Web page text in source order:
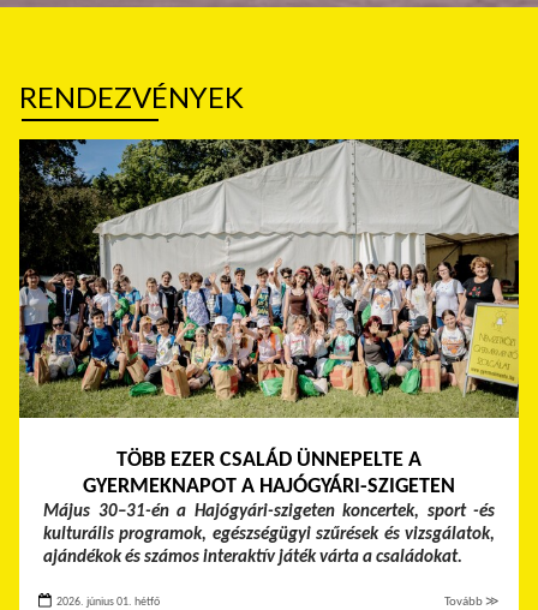
RENDEZVÉNYEK
TÖBB EZER CSALÁD ÜNNEPELTE A
GYERMEKNAPOT A HAJÓGYÁRI-SZIGETEN
Május 30–31-én a Hajógyári-szigeten koncertek, sport -és
kulturális programok, egészségügyi szűrések és vizsgálatok,
ajándékok és számos interaktív játék várta a családokat.
2026. június 01. hétfő Tovább ≫